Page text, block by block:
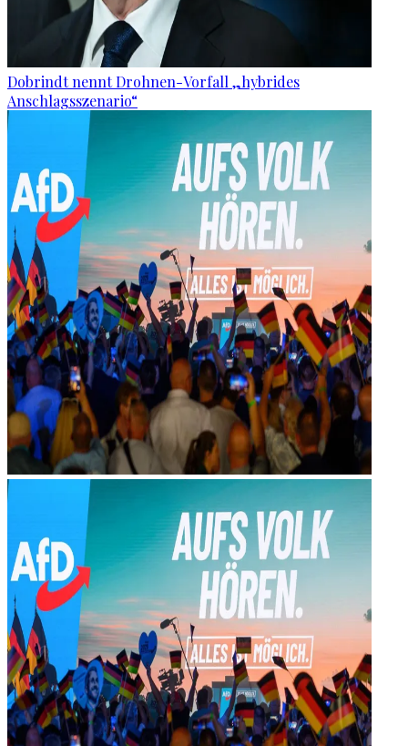
Dobrindt nennt Drohnen-Vorfall „hybrides
Anschlagsszenario“